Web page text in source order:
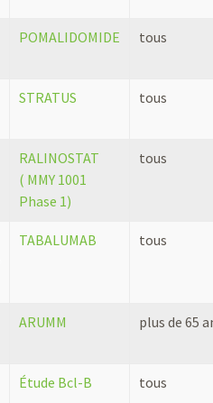
POMALIDOMIDE tous
STRATUS tous
RALINOSTAT
( MMY 1001
Phase 1)
tous
TABALUMAB tous
ARUMM plus de 65
Étude Bcl-B tous